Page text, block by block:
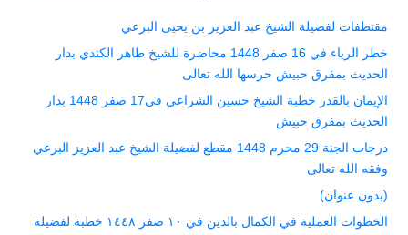
مقتطفات لفضيلة الشيخ عبد العزيز بن يحيى البرعي
خطر الرياء في 16 صفر 1448 محاضرة للشيخ طاهر الكندي بدار
الحديث بمفرق حبيش حرسها الله تعالى
الإيمان بالقدر خطبة الشيخ حسين الشراعي في17 صفر 1448 بدار
الحديث بمفرق حبيش
درجات الجنة 29 محرم 1448 مقطع لفضيلة الشيخ عبد العزيز البرعي
وفقه الله تعالى
(بدون عنوان)
الخطوات العملية في الكمال بالدين في ١٠ صفر ١٤٤٨ خطبة لفضيلة